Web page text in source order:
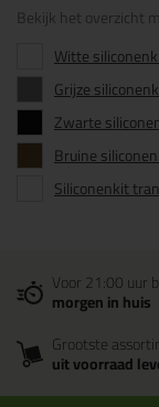
Bekijk het overzicht
Witte
Grijze
Zwarte
Bruine
Siliconenkit
Voor 21:00 uur
morgen in huis
Grootste
uit voorraad